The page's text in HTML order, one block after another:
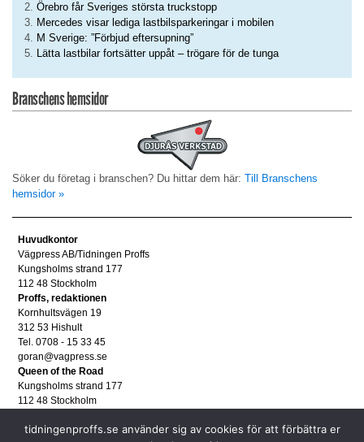
Örebro får Sveriges största truckstopp
Mercedes visar lediga lastbilsparkeringar i mobilen
M Sverige: ”Förbjud eftersupning”
Lätta lastbilar fortsätter uppåt – trögare för de tunga
Branschens hemsidor
Söker du företag i branschen? Du hittar dem här: Till Branschens
hemsidor »
Huvudkontor
Vägpress AB/Tidningen Proffs
Kungsholms strand 177
112 48 Stockholm
Proffs, redaktionen
Kornhultsvägen 19
312 53 Hishult
Tel. 0708 - 15 33 45
goran@vagpress.se
Queen of the Road
Kungsholms strand 177
112 48 Stockholm
Tel. 08 - 653 83 80
tidningenproffs.se använder sig av cookies för att förbättra er